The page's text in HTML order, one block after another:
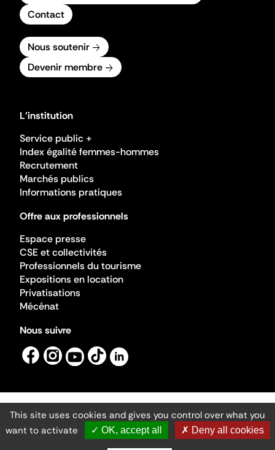
Contact
Nous soutenir
Devenir membre
L'institution
Service public +
Index égalité femmes-hommes
Recrutement
Marchés publics
Informations pratiques
Offre aux professionnels
Espace presse
CSE et collectivités
Professionnels du tourisme
Expositions en location
Privatisations
Mécénat
Nous suivre
Mentions légales
Gestion des cookies
Accessibilité numérique
Ministère de la Culture ©2026
This site uses cookies and gives you control over what you
want to activate
✓ OK, accept all ✗ Deny all cookies